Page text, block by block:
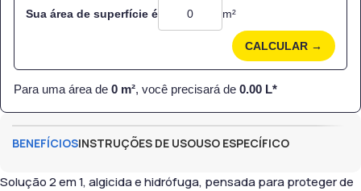
Sua área de superfície é m²
CALCULAR →
Para uma área de 0 m², você precisará de 0.00 L*
BENEFÍCIOSINSTRUÇÕES DE USOUSO ESPECÍFICO
Solução 2 em 1, algicida e hidrófuga, pensada para proteger de